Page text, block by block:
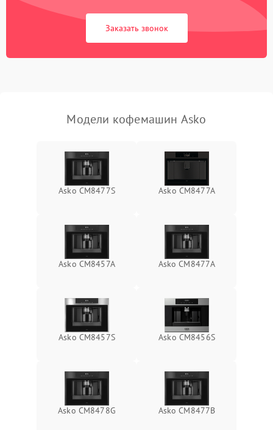
Заказать звонок
Модели кофемашин Asko
Asko CM8477S Asko CM8477A
Asko CM8457A Asko СМ8477А
Asko CM8457S Asko CM8456S
Asko CM8478G Asko CM8477B